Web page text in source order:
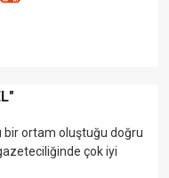
bir ortam oluştuğu doğru
çok iyi